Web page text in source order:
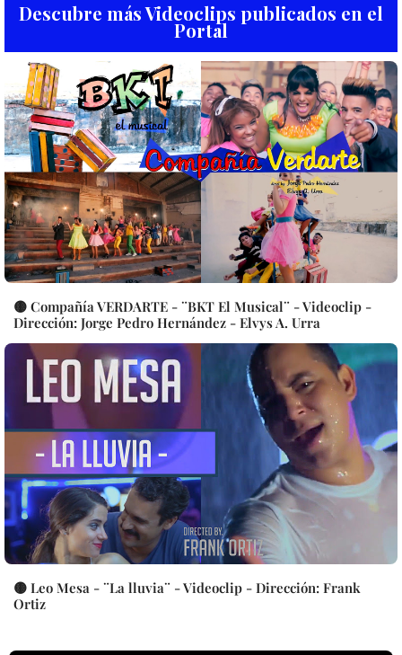
Descubre más Videoclips publicados en el
Portal
🟡 Compañía VERDARTE - ¨BKT El Musical¨ - Videoclip -
Dirección: Jorge Pedro Hernández - Elvys A. Urra
🟡 Leo Mesa - ¨La lluvia¨ - Videoclip - Dirección: Frank
Ortiz